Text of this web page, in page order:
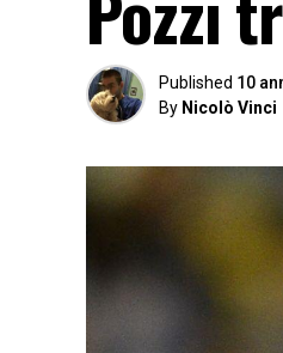
Published 10
By Nicolò Vinci